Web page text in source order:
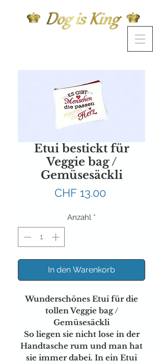
Etui bestickt für
Veggie bag /
Gemüsesäckli
CHF 13.00Preis
Anzahl *
In den Warenkorb
Wunderschönes Etui für die
tollen Veggie bag /
Gemüsesäckli
So liegen sie nicht lose in der
Handtasche rum und man hat
sie immer dabei. In ein Etui